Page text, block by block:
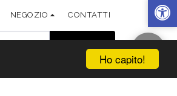
Ho capito!
NEGOZIO CONTATTI
ISCRIVITI